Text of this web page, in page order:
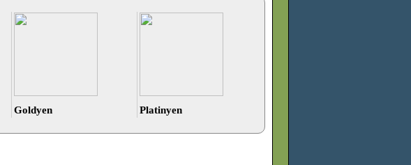
Goldyen Platinyen